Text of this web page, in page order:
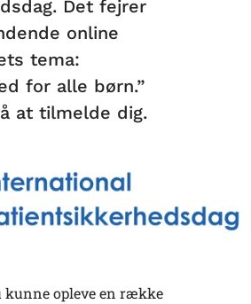
Det fejrer
online
tema:
for alle børn.”
at tilmelde dig.
kunne opleve en række